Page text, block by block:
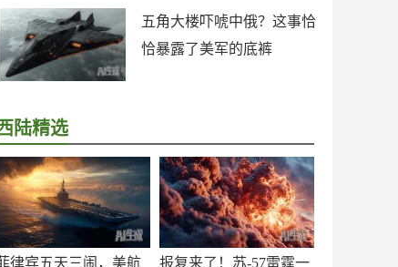
五角大楼吓唬中俄？这事恰
恰暴露了美军的底裤
陆精选
律宾五天三闹，美航
报复来了！苏-57雷霆一